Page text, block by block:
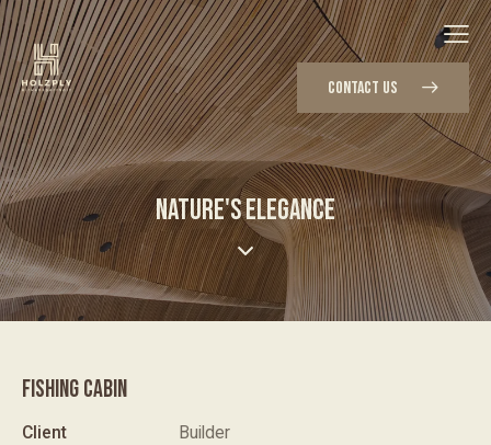
CONTACT US
NATURE'S ELEGANCE
FISHING CABIN
Client
Builder